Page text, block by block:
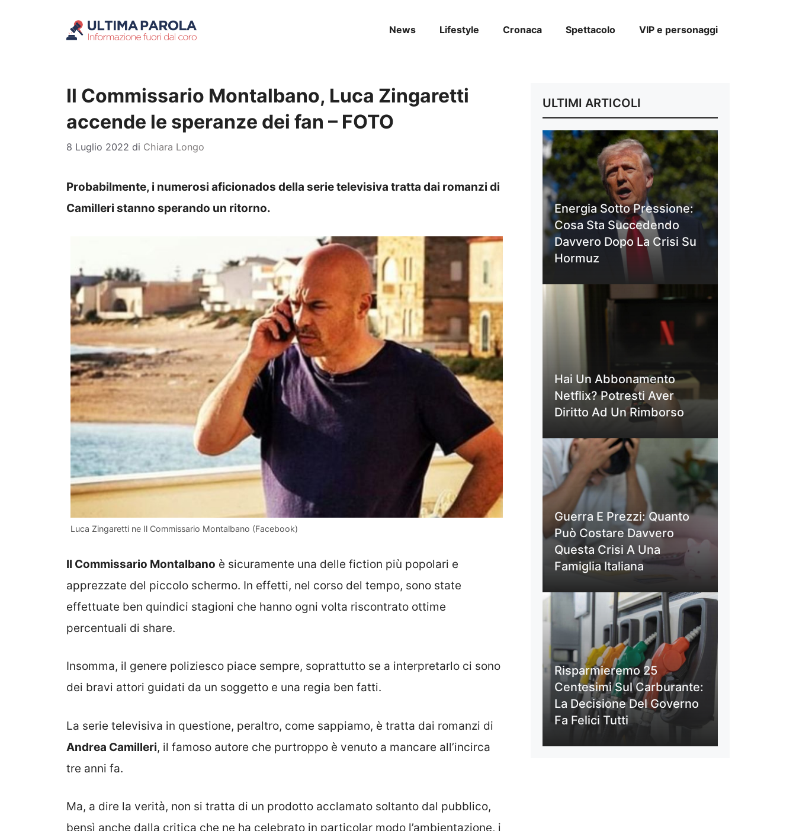
News Lifestyle Cronaca Spettacolo VIP e personaggi
Il Commissario Montalbano, Luca Zingaretti
accende le speranze dei fan – FOTO
8 Luglio 2022 di Chiara Longo
Probabilmente, i numerosi aficionados della serie televisiva tratta dai romanzi di
Camilleri stanno sperando un ritorno.
Luca Zingaretti ne Il Commissario Montalbano (Facebook)
Il Commissario Montalbano è sicuramente una delle fiction più popolari e
apprezzate del piccolo schermo. In effetti, nel corso del tempo, sono state
effettuate ben quindici stagioni che hanno ogni volta riscontrato ottime
percentuali di share.
Insomma, il genere poliziesco piace sempre, soprattutto se a interpretarlo ci sono
dei bravi attori guidati da un soggetto e una regia ben fatti.
La serie televisiva in questione, peraltro, come sappiamo, è tratta dai romanzi di
Andrea Camilleri, il famoso autore che purtroppo è venuto a mancare all’incirca
tre anni fa.
Ma, a dire la verità, non si tratta di un prodotto acclamato soltanto dal pubblico,
bensì anche dalla critica che ne ha celebrato in particolar modo l’ambientazione, i
ULTIMI ARTICOLI
Energia Sotto Pressione:
Cosa Sta Succedendo
Davvero Dopo La Crisi Su
Hormuz
Hai Un Abbonamento
Netflix? Potresti Aver
Diritto Ad Un Rimborso
Guerra E Prezzi: Quanto
Può Costare Davvero
Questa Crisi A Una
Famiglia Italiana
Risparmieremo 25
Centesimi Sul Carburante:
La Decisione Del Governo
Fa Felici Tutti